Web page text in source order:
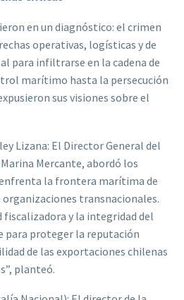
en un diagnóstico: el crimen
operativas, logísticas y de
para infiltrarse en la cadena de
marítimo hasta la persecución
sus visiones sobre el
Lizana: El Director General del
Mercante, abordó los
la frontera marítima de
transnacionales.
fiscalizadora y la integridad del
para proteger la reputación
de las exportaciones chilenas
planteó.